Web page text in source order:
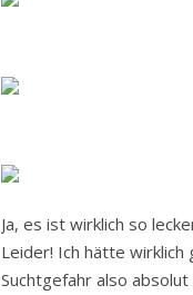
Ja, es ist wirklich so
Leider! Ich hätte
Suchtgefahr also